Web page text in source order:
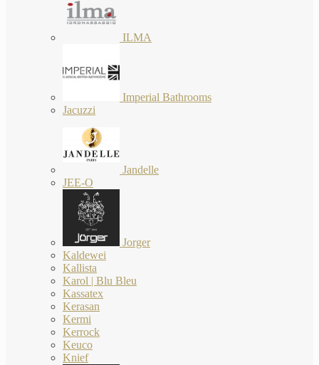
ILMA
Imperial Bathrooms
Jacuzzi
Jandelle
JEE-O
Jorger
Kaldewei
Kallista
Karol | Blu Bleu
Kassatex
Kerasan
Kermi
Kerrock
Keuco
Knief